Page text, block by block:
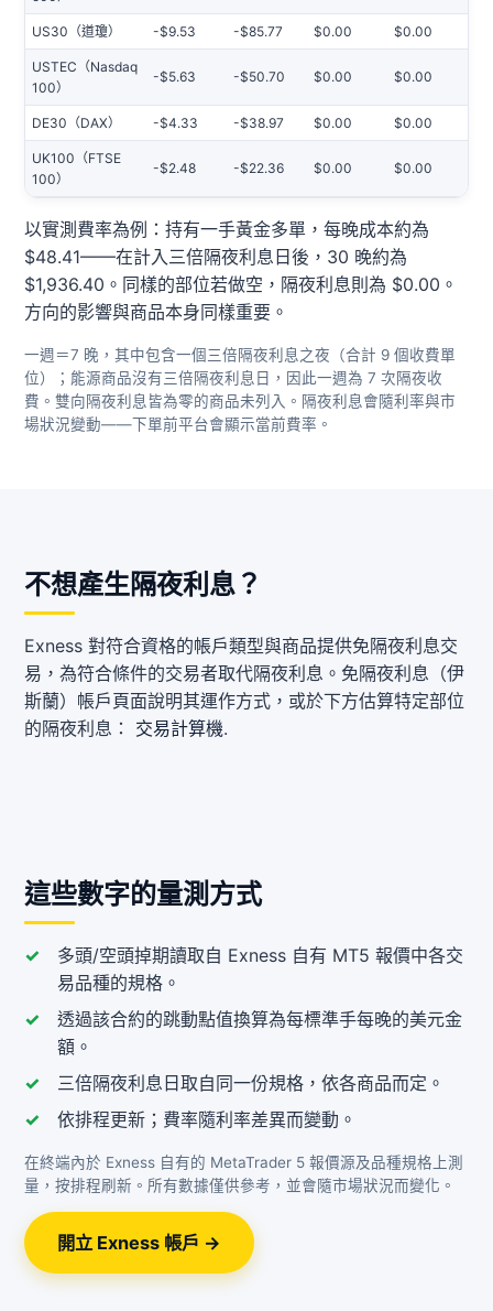
US30（道瓊） -$9.53 -$85.77 $0.00 $0.00
USTEC（Nasdaq
100）
-$5.63 -$50.70 $0.00 $0.00
DE30（DAX） -$4.33 -$38.97 $0.00 $0.00
UK100（FTSE
100）
-$2.48 -$22.36 $0.00 $0.00
以實測費率為例：持有一手黃金多單，每晚成本約為
$48.41——在計入三倍隔夜利息日後，30 晚約為
$1,936.40。同樣的部位若做空，隔夜利息則為 $0.00。
方向的影響與商品本身同樣重要。
一週＝7 晚，其中包含一個三倍隔夜利息之夜（合計 9 個收費單
位）；能源商品沒有三倍隔夜利息日，因此一週為 7 次隔夜收
費。雙向隔夜利息皆為零的商品未列入。隔夜利息會隨利率與市
場狀況變動——下單前平台會顯示當前費率。
不想產生隔夜利息？
Exness 對符合資格的帳戶類型與商品提供免隔夜利息交
易，為符合條件的交易者取代隔夜利息。免隔夜利息（伊
斯蘭）帳戶頁面說明其運作方式，或於下方估算特定部位
的隔夜利息： 交易計算機.
這些數字的量測方式
多頭/空頭掉期讀取自 Exness 自有 MT5 報價中各交
易品種的規格。
透過該合約的跳動點值換算為每標準手每晚的美元金
額。
三倍隔夜利息日取自同一份規格，依各商品而定。
依排程更新；費率隨利率差異而變動。
在終端內於 Exness 自有的 MetaTrader 5 報價源及品種規格上測
量，按排程刷新。所有數據僅供參考，並會隨市場狀況而變化。
開立 Exness 帳戶 →